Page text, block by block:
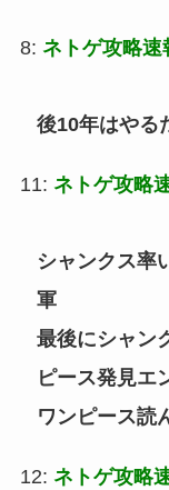
8: ネトゲ攻略速
後10年はやる
11: ネトゲ攻略
シャンクス率
軍
最後にシャン
ピース発見エ
ワンピース読
12: ネトゲ攻略